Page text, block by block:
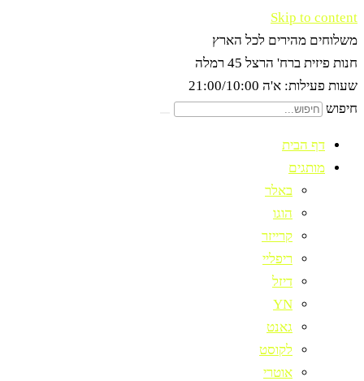
Skip to content
משלוחים מהירים לכל הארץ
חנות פיזית ברח' הרצל 45 רמלה
שעות פעילות: א'ה 21:00/10:00
חיפוש
דף הבית
מותגים
באלר
הוגו
קרייזר
ריפליי
דיזל
YN
גאנט
לקוסט
אוטרי